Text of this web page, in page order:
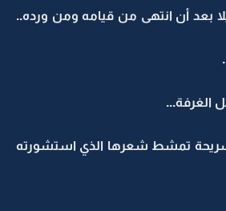
بعد أن انتهى من قيامه ومن ورده..
الغرفة...
تمشط شعرها الذي استشورته